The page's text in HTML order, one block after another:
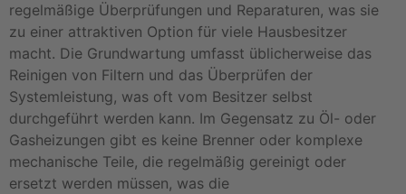
regelmäßige Überprüfungen und Reparaturen, was sie
zu einer attraktiven Option für viele Hausbesitzer
macht. Die Grundwartung umfasst üblicherweise das
Reinigen von Filtern und das Überprüfen der
Systemleistung, was oft vom Besitzer selbst
durchgeführt werden kann. Im Gegensatz zu Öl- oder
Gasheizungen gibt es keine Brenner oder komplexe
mechanische Teile, die regelmäßig gereinigt oder
ersetzt werden müssen, was die